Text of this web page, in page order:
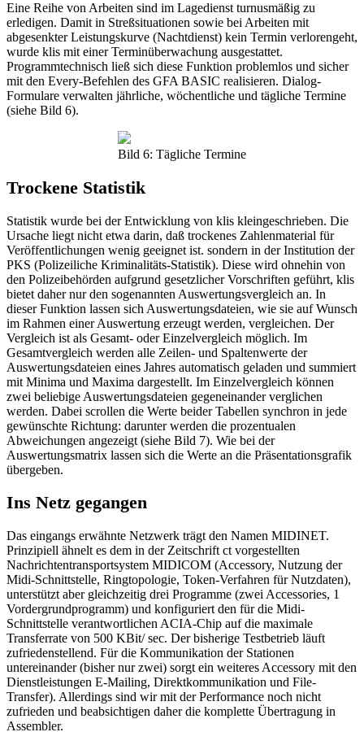
Eine Reihe von Arbeiten sind im Lagedienst turnusmäßig zu
erledigen. Damit in Streßsituationen sowie bei Arbeiten mit
abgesenkter Leistungskurve (Nachtdienst) kein Termin verlorengeht,
wurde klis mit einer Terminüberwachung ausgestattet.
Programmtechnisch ließ sich diese Funktion problemlos und sicher
mit den Every-Befehlen des GFA BASIC realisieren. Dialog-
Formulare verwalten jährliche, wöchentliche und tägliche Termine
(siehe Bild 6).
Bild 6: Tägliche Termine
Trockene Statistik
Statistik wurde bei der Entwicklung von klis kleingeschrieben. Die
Ursache liegt nicht etwa darin, daß trockenes Zahlenmaterial für
Veröffentlichungen wenig geeignet ist. sondern in der Institution der
PKS (Polizeiliche Kriminalitäts-Statistik). Diese wird ohnehin von
den Polizeibehörden aufgrund gesetzlicher Vorschriften geführt, klis
bietet daher nur den sogenannten Auswertungsvergleich an. In
dieser Funktion lassen sich Auswertungsdateien, wie sie auf Wunsch
im Rahmen einer Auswertung erzeugt werden, vergleichen. Der
Vergleich ist als Gesamt- oder Einzelvergleich möglich. Im
Gesamtvergleich werden alle Zeilen- und Spaltenwerte der
Auswertungsdateien eines Jahres automatisch geladen und summiert
mit Minima und Maxima dargestellt. Im Einzelvergleich können
zwei beliebige Auswertungsdateien gegeneinander verglichen
werden. Dabei scrollen die Werte beider Tabellen synchron in jede
gewünschte Richtung: darunter werden die prozentualen
Abweichungen angezeigt (siehe Bild 7). Wie bei der
Auswertungsmatrix lassen sich die Werte an die Präsentationsgrafik
übergeben.
Ins Netz gegangen
Das eingangs erwähnte Netzwerk trägt den Namen MIDINET.
Prinzipiell ähnelt es dem in der Zeitschrift ct vorgestellten
Nachrichtentransportsystem MIDICOM (Accessory, Nutzung der
Midi-Schnittstelle, Ringtopologie, Token-Verfahren für Nutzdaten),
unterstützt aber gleichzeitig drei Programme (zwei Accessories, 1
Vordergrundprogramm) und konfiguriert den für die Midi-
Schnittstelle verantwortlichen ACIA-Chip auf die maximale
Transferrate von 500 KBit/ sec. Der bisherige Testbetrieb läuft
zufriedenstellend. Für die Kommunikation der Stationen
untereinander (bisher nur zwei) sorgt ein weiteres Accessory mit den
Dienstleistungen E-Mailing, Direktkommunikation und File-
Transfer). Allerdings sind wir mit der Performance noch nicht
zufrieden und beabsichtigen daher die komplette Übertragung in
Assembler.